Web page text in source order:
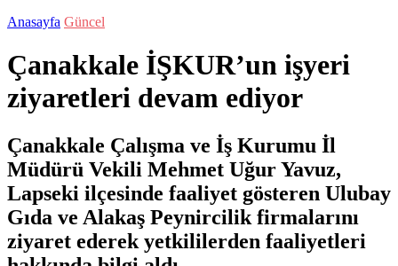
Anasayfa Güncel
Çanakkale İŞKUR’un işyeri
ziyaretleri devam ediyor
Çanakkale Çalışma ve İş Kurumu İl
Müdürü Vekili Mehmet Uğur Yavuz,
Lapseki ilçesinde faaliyet gösteren Ulubay
Gıda ve Alakaş Peynircilik firmalarını
ziyaret ederek yetkililerden faaliyetleri